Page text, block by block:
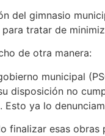
del gimnasio
tratar de
de otra manera:
municipal
disposición no
ya lo
finalizar esas